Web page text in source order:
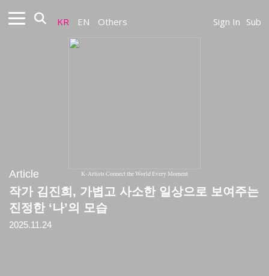
KR EN Others Sign In Sub
K-Artists Connect the World Every Moment
Article
작가 김진희, 가볍고 사소한 일상으로 보여주는
진정한 ‘나’의 모습
2025.11.24